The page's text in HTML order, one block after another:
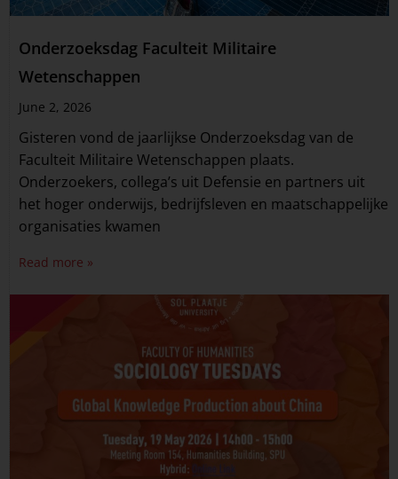
Onderzoeksdag Faculteit Militaire
Wetenschappen
June 2, 2026
Gisteren vond de jaarlijkse Onderzoeksdag van de
Faculteit Militaire Wetenschappen plaats.
Onderzoekers, collega’s uit Defensie en partners uit
het hoger onderwijs, bedrijfsleven en maatschappelijke
organisaties kwamen
Read more »